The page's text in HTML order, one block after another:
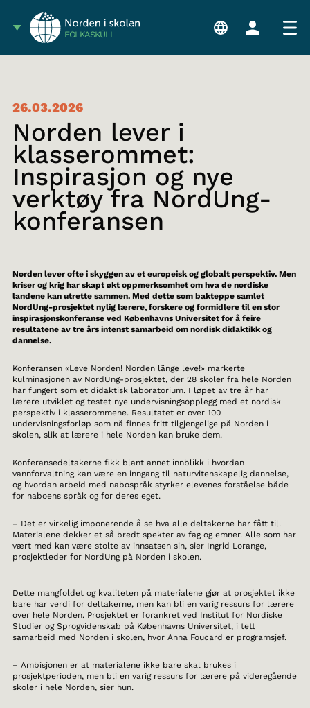
FÓLKASKÚLI
26.03.2026
Norden lever i
klasserommet:
Inspirasjon og nye
verktøy fra NordUng-
konferansen
Norden lever ofte i skyggen av et europeisk og globalt perspektiv. Men
kriser og krig har skapt økt oppmerksomhet om hva de nordiske
landene kan utrette sammen. Med dette som bakteppe samlet
NordUng-prosjektet nylig lærere, forskere og formidlere til en stor
inspirasjonskonferanse ved Københavns Universitet for å feire
resultatene av tre års intenst samarbeid om nordisk didaktikk og
dannelse.
Konferansen «Leve Norden! Norden länge leve!» markerte
kulminasjonen av NordUng-prosjektet, der 28 skoler fra hele Norden
har fungert som et didaktisk laboratorium. I løpet av tre år har
lærere utviklet og testet nye undervisningsopplegg med et nordisk
perspektiv i klasserommene. Resultatet er over 100
undervisningsforløp som nå finnes fritt tilgjengelige på Norden i
skolen, slik at lærere i hele Norden kan bruke dem.
Konferansedeltakerne fikk blant annet innblikk i hvordan
vannforvaltning kan være en inngang til naturvitenskapelig dannelse,
og hvordan arbeid med nabospråk styrker elevenes forståelse både
for naboens språk og for deres eget.
– Det er virkelig imponerende å se hva alle deltakerne har fått til.
Materialene dekker et så bredt spekter av fag og emner. Alle som har
vært med kan være stolte av innsatsen sin, sier Ingrid Lorange,
prosjektleder for NordUng på Norden i skolen.
Dette mangfoldet og kvaliteten på materialene gjør at prosjektet ikke
bare har verdi for deltakerne, men kan bli en varig ressurs for lærere
over hele Norden. Prosjektet er forankret ved Institut for Nordiske
Studier og Sprogvidenskab på Københavns Universitet, i tett
samarbeid med Norden i skolen, hvor Anna Foucard er programsjef.
– Ambisjonen er at materialene ikke bare skal brukes i
prosjektperioden, men bli en varig ressurs for lærere på videregående
skoler i hele Norden, sier hun.